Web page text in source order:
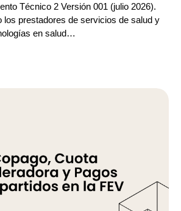
Técnico 2 Versión 001 (julio 2026).
los prestadores de servicios de salud y
en salud…